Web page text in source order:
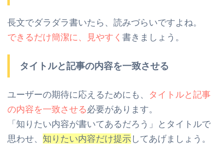
長文でダラダラ書いたら、読みづらいですよね。
できるだけ簡潔に、見やすく 書きましょう。
タイトルと記事の内容を一致させる
ユーザーの期待に応えるためにも、 タイトルと記事
の内容を一致させる必要があります。
「知りたい内容が書いてあるだろう」とタイトルで
思わせ、 知りたい内容だけ提示してあげましょう。